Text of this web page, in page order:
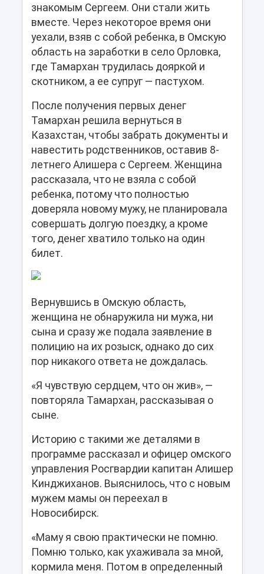
знакомым Сергеем. Они стали жить
вместе. Через некоторое время они
уехали, взяв с собой ребенка, в Омскую
область на заработки в село Орловка,
где Тамархан трудилась дояркой и
скотником, а ее супруг — пастухом.
После получения первых денег
Тамархан решила вернуться в
Казахстан, чтобы забрать документы и
навестить родственников, оставив 8-
летнего Алишера с Сергеем. Женщина
рассказала, что не взяла с собой
ребенка, потому что полностью
доверяла новому мужу, не планировала
совершать долгую поездку, а кроме
того, денег хватило только на один
билет.
Вернувшись в Омскую область,
женщина не обнаружила ни мужа, ни
сына и сразу же подала заявление в
полицию на их розыск, однако до сих
пор никакого ответа не дождалась.
«Я чувствую сердцем, что он жив», —
повторяла Тамархан, рассказывая о
сыне.
Историю с такими же деталями в
программе рассказал и офицер омского
управления Росгвардии капитан Алишер
Кинджиханов. Выяснилось, что с новым
мужем мамы он переехал в
Новосибирск.
«Маму я свою практически не помню.
Помню только, как ухаживала за мной,
кормила меня. Потом в определенный